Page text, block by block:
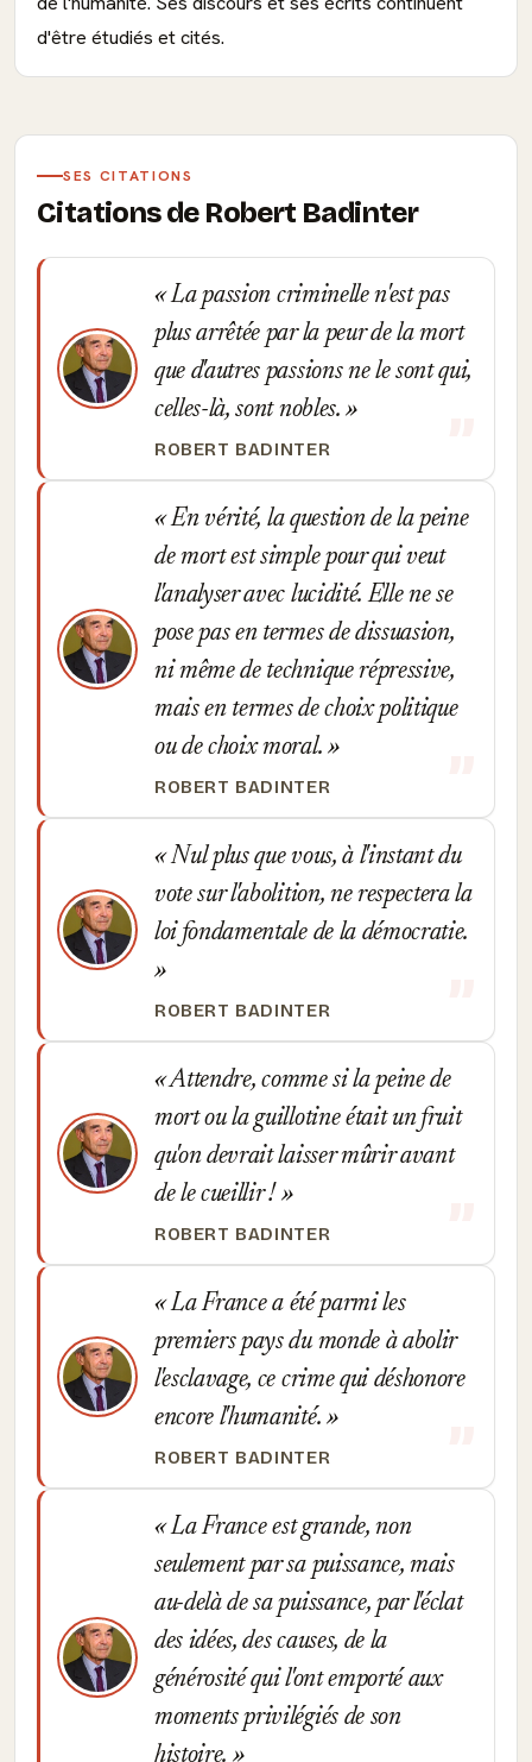
d'être étudiés et cités.
SES CITATIONS
Citations de Robert Badinter
La passion criminelle n'est pas
plus arrêtée par la peur de la mort
que d'autres passions ne le sont qui,
celles-là, sont nobles.
ROBERT BADINTER
En vérité, la question de la peine
de mort est simple pour qui veut
l'analyser avec lucidité. Elle ne se
pose pas en termes de dissuasion,
ni même de technique répressive,
mais en termes de choix politique
ou de choix moral.
ROBERT BADINTER
Nul plus que vous, à l'instant du
vote sur l'abolition, ne respectera la
loi fondamentale de la démocratie.
ROBERT BADINTER
Attendre, comme si la peine de
mort ou la guillotine était un fruit
qu'on devrait laisser mûrir avant
de le cueillir !
ROBERT BADINTER
La France a été parmi les
premiers pays du monde à abolir
l'esclavage, ce crime qui déshonore
encore l'humanité.
ROBERT BADINTER
La France est grande, non
seulement par sa puissance, mais
au-delà de sa puissance, par l'éclat
des idées, des causes, de la
générosité qui l'ont emporté aux
moments privilégiés de son
histoire.